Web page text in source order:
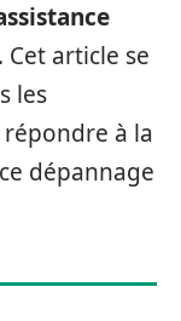
Cet article se
les
à la
dépannage